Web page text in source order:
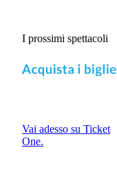
I prossimi spettacoli
Vai adesso su Ticket
One.